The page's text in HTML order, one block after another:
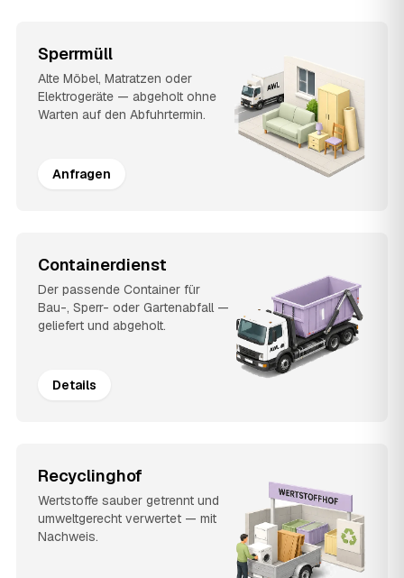
Sperrmüll
Alte Möbel, Matratzen oder
Elektrogeräte — abgeholt ohne
Warten auf den Abfuhrtermin.
Anfragen
Containerdienst
Der passende Container für
Bau-, Sperr- oder Gartenabfall —
geliefert und abgeholt.
Details
Recyclinghof
Wertstoffe sauber getrennt und
umweltgerecht verwertet — mit
Nachweis.